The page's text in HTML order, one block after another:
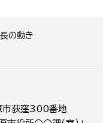
の動き
荻窪300番地